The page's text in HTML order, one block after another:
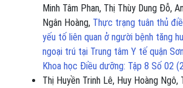
Minh Tâm Phan, Thị Thùy Dung Đỗ,
Ngân Hoàng, Thực trạng tuân thủ
yếu tố liên quan ở người bệnh tăng
ngoại trú tại Trung tâm Y tế quận
Khoa học Điều dưỡng: Tập 8 Số 02
Thị Huyền Trinh Lê, Huy Hoàng Ngô,